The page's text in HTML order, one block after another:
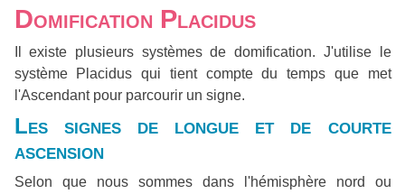
Domification Placidus
Il existe plusieurs systèmes de domification. J'utilise le
système Placidus qui tient compte du temps que met
l'Ascendant pour parcourir un signe.
Les signes de longue et de courte
ascension
Selon que nous sommes dans l'hémisphère nord ou